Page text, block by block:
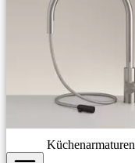
Küchenarmaturen